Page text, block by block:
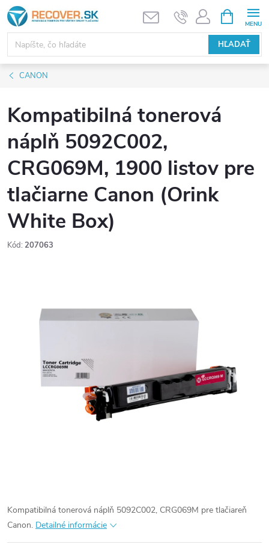
Prejsť
na
obsah
HĽADAŤ
KOŠÍK
CANON
Kompatibilná tonerová
náplň 5092C002,
CRG069M, 1900 listov pre
tlačiarne Canon (Orink
White Box)
Kód: 207063
Kompatibilná tonerová náplň 5092C002, CRG069M pre tlačiareň
Canon. Detailné informácie